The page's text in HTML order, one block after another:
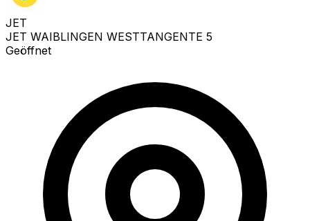
JET
JET WAIBLINGEN WESTTANGENTE 5
Geöffnet